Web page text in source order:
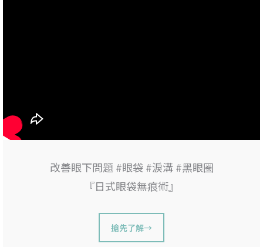
改善眼下問題 #眼袋 #淚溝 #黑眼圈
『日式眼袋無痕術』
搶先了解→